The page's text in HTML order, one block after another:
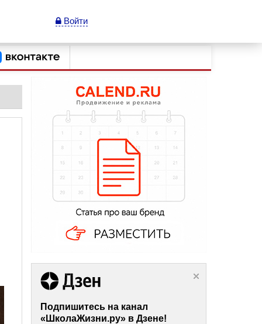
Войти
Подпишитесь на канал
«ШколаЖизни.ру» в Дзене!